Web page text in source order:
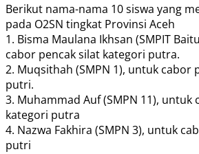
Berikut nama-nama 10 siswa yang
pada O2SN tingkat Provinsi Aceh
1. Bisma Maulana Ikhsan (SMPIT
cabor pencak silat kategori putra.
2. Muqsithah (SMPN 1), untuk cabor
putri.
3. Muhammad Auf (SMPN 11), untuk
kategori putra
4. Nazwa Fakhira (SMPN 3), untuk
putri